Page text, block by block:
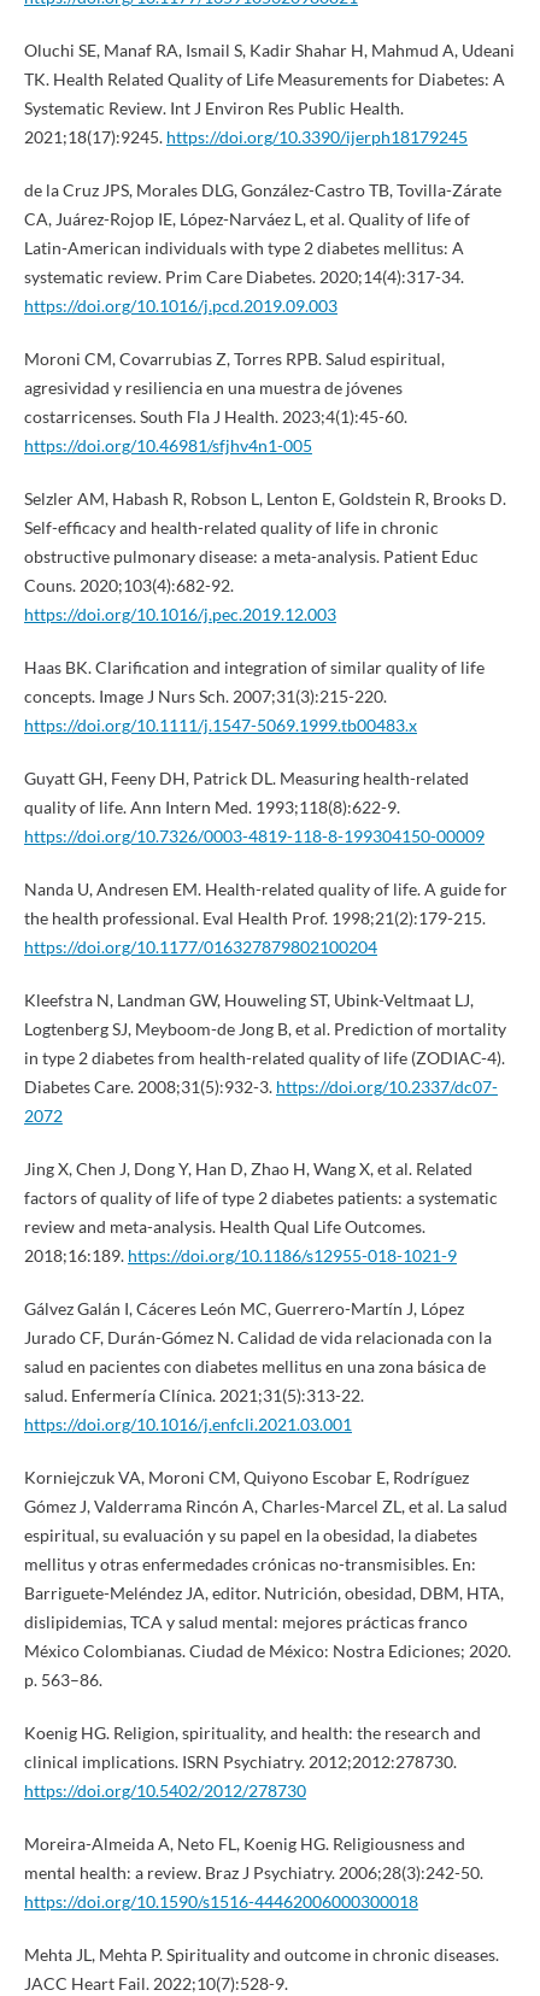
Oluchi SE, Manaf RA, Ismail S, Kadir Shahar H, Mahmud A, Udeani
TK. Health Related Quality of Life Measurements for Diabetes: A
Systematic Review. Int J Environ Res Public Health.
2021;18(17):9245. https://doi.org/10.3390/ijerph18179245
de la Cruz JPS, Morales DLG, González-Castro TB, Tovilla-Zárate
CA, Juárez-Rojop IE, López-Narváez L, et al. Quality of life of
Latin-American individuals with type 2 diabetes mellitus: A
systematic review. Prim Care Diabetes. 2020;14(4):317-34.
https://doi.org/10.1016/j.pcd.2019.09.003
Moroni CM, Covarrubias Z, Torres RPB. Salud espiritual,
agresividad y resiliencia en una muestra de jóvenes
costarricenses. South Fla J Health. 2023;4(1):45-60.
https://doi.org/10.46981/sfjhv4n1-005
Selzler AM, Habash R, Robson L, Lenton E, Goldstein R, Brooks D.
Self-efficacy and health-related quality of life in chronic
obstructive pulmonary disease: a meta-analysis. Patient Educ
Couns. 2020;103(4):682-92.
https://doi.org/10.1016/j.pec.2019.12.003
Haas BK. Clarification and integration of similar quality of life
concepts. Image J Nurs Sch. 2007;31(3):215-220.
https://doi.org/10.1111/j.1547-5069.1999.tb00483.x
Guyatt GH, Feeny DH, Patrick DL. Measuring health-related
quality of life. Ann Intern Med. 1993;118(8):622-9.
https://doi.org/10.7326/0003-4819-118-8-199304150-00009
Nanda U, Andresen EM. Health-related quality of life. A guide for
the health professional. Eval Health Prof. 1998;21(2):179-215.
https://doi.org/10.1177/016327879802100204
Kleefstra N, Landman GW, Houweling ST, Ubink-Veltmaat LJ,
Logtenberg SJ, Meyboom-de Jong B, et al. Prediction of mortality
in type 2 diabetes from health-related quality of life (ZODIAC-4).
Diabetes Care. 2008;31(5):932-3. https://doi.org/10.2337/dc07-
2072
Jing X, Chen J, Dong Y, Han D, Zhao H, Wang X, et al. Related
factors of quality of life of type 2 diabetes patients: a systematic
review and meta-analysis. Health Qual Life Outcomes.
2018;16:189. https://doi.org/10.1186/s12955-018-1021-9
Gálvez Galán I, Cáceres León MC, Guerrero-Martín J, López
Jurado CF, Durán-Gómez N. Calidad de vida relacionada con la
salud en pacientes con diabetes mellitus en una zona básica de
salud. Enfermería Clínica. 2021;31(5):313-22.
https://doi.org/10.1016/j.enfcli.2021.03.001
Korniejczuk VA, Moroni CM, Quiyono Escobar E, Rodríguez
Gómez J, Valderrama Rincón A, Charles-Marcel ZL, et al. La salud
espiritual, su evaluación y su papel en la obesidad, la diabetes
mellitus y otras enfermedades crónicas no-transmisibles. En:
Barriguete-Meléndez JA, editor. Nutrición, obesidad, DBM, HTA,
dislipidemias, TCA y salud mental: mejores prácticas franco
México Colombianas. Ciudad de México: Nostra Ediciones; 2020.
p. 563–86.
Koenig HG. Religion, spirituality, and health: the research and
clinical implications. ISRN Psychiatry. 2012;2012:278730.
https://doi.org/10.5402/2012/278730
Moreira-Almeida A, Neto FL, Koenig HG. Religiousness and
mental health: a review. Braz J Psychiatry. 2006;28(3):242-50.
https://doi.org/10.1590/s1516-44462006000300018
Mehta JL, Mehta P. Spirituality and outcome in chronic diseases.
JACC Heart Fail. 2022;10(7):528-9.